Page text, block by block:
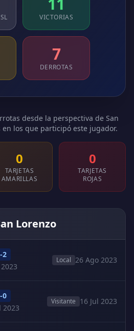
VICTORIAS
7
DERROTAS
desde la perspectiva de San
los que participó este jugador.
0
TARJETAS
AMARILLAS
0
TARJETAS
ROJAS
Lorenzo
2
Local 26 Ago 2023
0
2023
Visitante 16 Jul 2023